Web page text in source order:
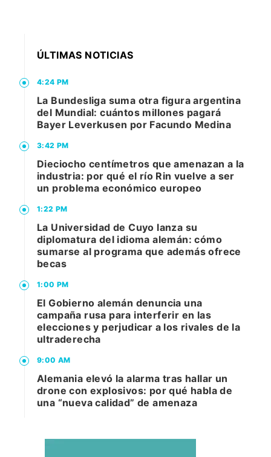
ÚLTIMAS NOTICIAS
4:24 PM
La Bundesliga suma otra figura argentina
del Mundial: cuántos millones pagará
Bayer Leverkusen por Facundo Medina
3:42 PM
Dieciocho centímetros que amenazan a la
industria: por qué el río Rin vuelve a ser
un problema económico europeo
1:22 PM
La Universidad de Cuyo lanza su
diplomatura del idioma alemán: cómo
sumarse al programa que además ofrece
becas
1:00 PM
El Gobierno alemán denuncia una
campaña rusa para interferir en las
elecciones y perjudicar a los rivales de la
ultraderecha
9:00 AM
Alemania elevó la alarma tras hallar un
drone con explosivos: por qué habla de
una “nueva calidad” de amenaza